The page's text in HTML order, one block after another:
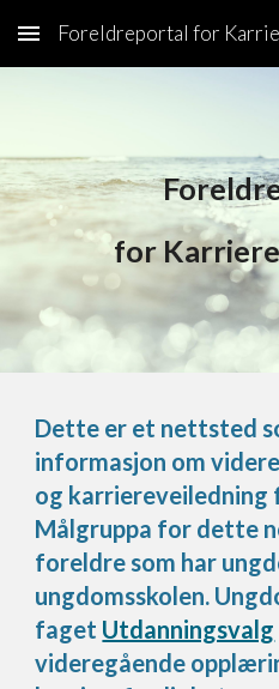
Skip to main content
Foreldreportal for
for
Dette er et nettsted
informasjon om
og karriereveiledning
Målgruppa for dette
foreldre som har
ungdomsskolen.
faget Utdanningsvalg
videregående